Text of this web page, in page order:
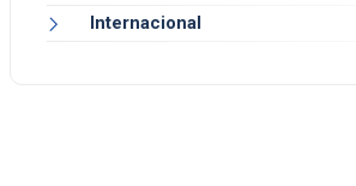
Internacional